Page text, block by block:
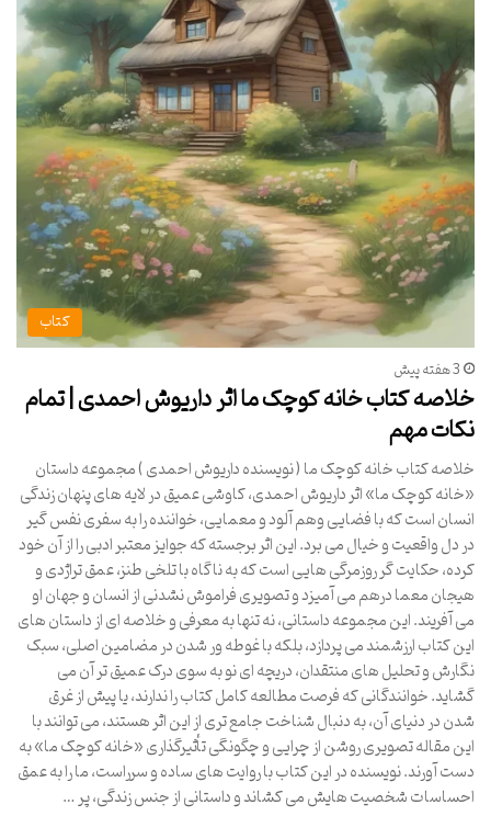
کتاب
3 هفته پیش
خلاصه کتاب خانه کوچک ما اثر داریوش احمدی | تمام
نکات مهم
خلاصه کتاب خانه کوچک ما ( نویسنده داریوش احمدی ) مجموعه داستان
«خانه کوچک ما» اثر داریوش احمدی، کاوشی عمیق در لایه های پنهان زندگی
انسان است که با فضایی وهم آلود و معمایی، خواننده را به سفری نفس گیر
در دل واقعیت و خیال می برد. این اثر برجسته که جوایز معتبر ادبی را از آن خود
کرده، حکایت گر روزمرگی هایی است که به ناگاه با تلخی طنز، عمق تراژدی و
هیجان معما درهم می آمیزد و تصویری فراموش نشدنی از انسان و جهان او
می آفریند. این مجموعه داستانی، نه تنها به معرفی و خلاصه ای از داستان های
این کتاب ارزشمند می پردازد، بلکه با غوطه ور شدن در مضامین اصلی، سبک
نگارش و تحلیل های منتقدان، دریچه ای نو به سوی درک عمیق تر آن می
گشاید. خوانندگانی که فرصت مطالعه کامل کتاب را ندارند، یا پیش از غرق
شدن در دنیای آن، به دنبال شناخت جامع تری از این اثر هستند، می توانند با
این مقاله تصویری روشن از چرایی و چگونگی تأثیرگذاری «خانه کوچک ما» به
دست آورند. نویسنده در این کتاب با روایت های ساده و سرراست، ما را به عمق
احساسات شخصیت هایش می کشاند و داستانی از جنس زندگی، پر …